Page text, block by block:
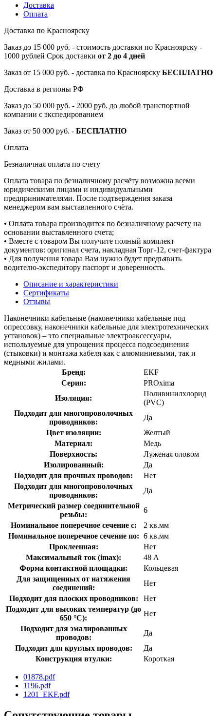
Доставка
Оплата
Доставка по Красноярску
Заказ до 15 000 руб. - стоимость доставки по Красноярску -
1000 рублей Срок доставки от 2 до 4 дней
Заказ от 15 000 руб. - доставка по Красноярску БЕСПЛАТНО
Доставка в регионы РФ
Заказ до 50 000 руб. - 2000 руб. до любой транспортной
компании с экспедированием
Заказ от 50 000 руб. - БЕСПЛАТНО
Оплата
Безналичная оплата по счету
Оплата товара по безналичному расчёту возможна всеми
юридическими лицами и индивидуальными
предпринимателями. После подтверждения заказа
менеджером вам выставленного счёта.
• Оплата товара производится по безналичному расчету на
основании выставленного счета;
• Вместе с товаром Вы получите полный комплект
документов: оригинал счета, накладная Торг-12, счет-фактура
• Для получения товара Вам нужно будет предъявить
водителю-экспедитору паспорт и доверенность.
Описание и характеристики
Сертификаты
Отзывы
Наконечники кабельные (наконечники кабельные под
опрессовку, наконечники кабельные для электротехнических
установок) – это специальные электроаксессуары,
используемые для упрощения процесса подсоединения
(стыковки) и монтажа кабеля как с алюминиевыми, так и
медными жилами.
Бренд:
EKF
Серия:
PROxima
Изоляция:
Поливинилхлорид
(PVC)
Подходит для многопроволочных
проводников:
Да
Цвет изоляции:
Желтый
Материал:
Медь
Поверхность:
Луженая оловом
Изолированный:
Да
Подходит для прочных проводов:
Нет
Подходит для многопроволочных
проводников:
Да
Метрический размер соединительной
резьбы:
6
Номинальное поперечное сечение с:
2 кв.мм
Номинальное поперечное сечение по: 6 кв.мм
Проклеенная:
Нет
Максимальный ток (imax):
48 А
Форма контактной площадки:
Кольцевая
Для защищенных от натяжения
соединений:
Нет
Подходит для плоских проводников:
Нет
Подходит для высоких температур (до
650 °C):
Нет
Подходит для эмалированных
проводов:
Да
Подходит для круглых проводов:
Да
Конструкция втулки:
Короткая
01878.pdf
1196.pdf
1201_EKF.pdf